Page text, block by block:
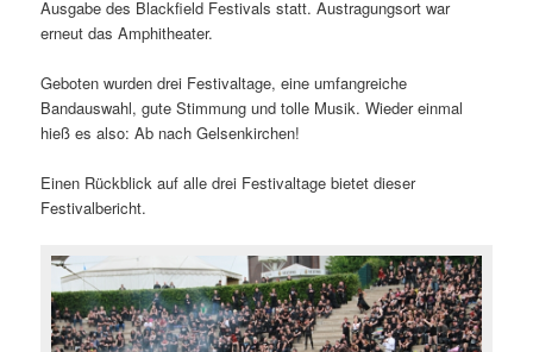
Ausgabe des Blackfield Festivals statt. Austragungsort war
erneut das Amphitheater.
Geboten wurden drei Festivaltage, eine umfangreiche
Bandauswahl, gute Stimmung und tolle Musik. Wieder einmal
hieß es also: Ab nach Gelsenkirchen!
Einen Rückblick auf alle drei Festivaltage bietet dieser
Festivalbericht.